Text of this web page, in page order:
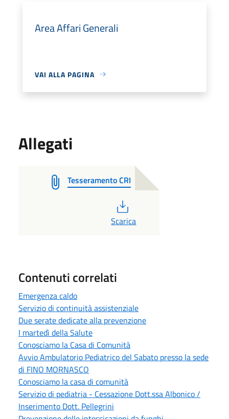
Area Affari Generali
VAI ALLA PAGINA
Allegati
Tesseramento CRI
Scarica
Contenuti correlati
Emergenza caldo
Servizio di continuità assistenziale
Due serate dedicate alla prevenzione
I martedì della Salute
Conosciamo la Casa di Comunità
Avvio Ambulatorio Pediatrico del Sabato presso la sede
di FINO MORNASCO
Conosciamo la casa di comunità
Servizio di pediatria - Cessazione Dott.ssa Albonico /
Inserimento Dott. Pellegrini